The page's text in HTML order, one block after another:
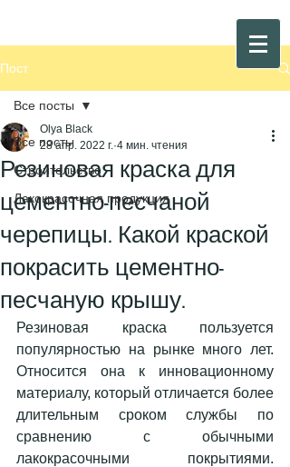
Пост
Все посты
Строительство
Лакокрасочная продукция
Все посты
Резиновая краска для
цементно-песчаной
черепицы. Какой краской
покрасить цементно-
песчаную крышу.
Olya Black
28 апр. 2022 г. 4 мин. чтения
Резиновая краска пользуется
популярностью на рынке много лет.
Относится она к инновационному
материалу, который отличается более
длительным сроком службы по
сравнению с обычными
лакокрасочными покрытиями.